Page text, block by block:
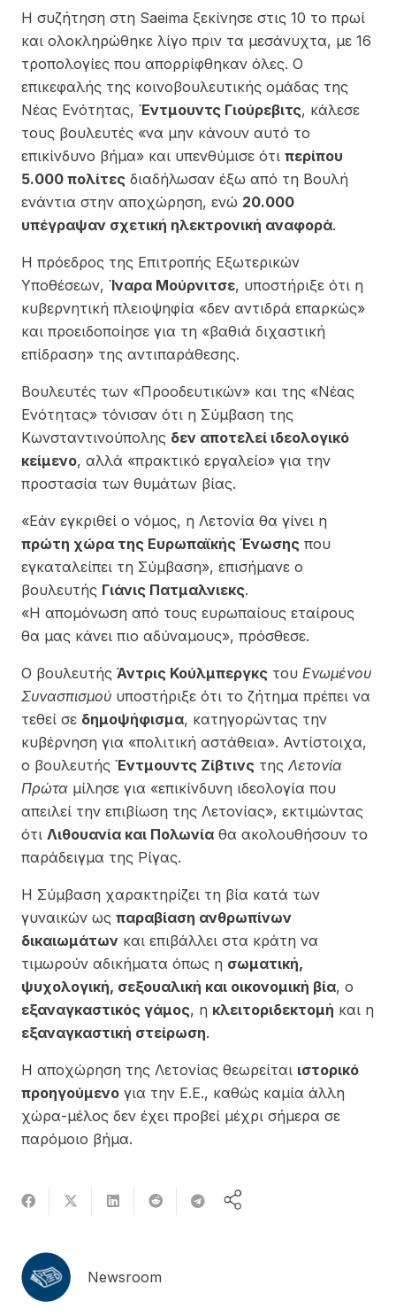
Η συζήτηση στη Saeima ξεκίνησε στις 10 το πρωί
και ολοκληρώθηκε λίγο πριν τα μεσάνυχτα, με 16
τροπολογίες που απορρίφθηκαν όλες. Ο
επικεφαλής της κοινοβουλευτικής ομάδας της
Νέας Ενότητας, Έντμουντς Γιούρεβιτς, κάλεσε
τους βουλευτές «να μην κάνουν αυτό το
επικίνδυνο βήμα» και υπενθύμισε ότι περίπου
5.000 πολίτες διαδήλωσαν έξω από τη Βουλή
ενάντια στην αποχώρηση, ενώ 20.000
υπέγραψαν σχετική ηλεκτρονική αναφορά.
Η πρόεδρος της Επιτροπής Εξωτερικών
Υποθέσεων, Ίναρα Μούρνιτσε, υποστήριξε ότι η
κυβερνητική πλειοψηφία «δεν αντιδρά επαρκώς»
και προειδοποίησε για τη «βαθιά διχαστική
επίδραση» της αντιπαράθεσης.
Βουλευτές των «Προοδευτικών» και της «Νέας
Ενότητας» τόνισαν ότι η Σύμβαση της
Κωνσταντινούπολης δεν αποτελεί ιδεολογικό
κείμενο, αλλά «πρακτικό εργαλείο» για την
προστασία των θυμάτων βίας.
«Εάν εγκριθεί ο νόμος, η Λετονία θα γίνει η
πρώτη χώρα της Ευρωπαϊκής Ένωσης που
εγκαταλείπει τη Σύμβαση», επισήμανε ο
βουλευτής Γιάνις Πατμαλνιεκς.
«Η απομόνωση από τους ευρωπαίους εταίρους
θα μας κάνει πιο αδύναμους», πρόσθεσε.
Ο βουλευτής Άντρις Κούλμπεργκς του Ενωμένου
Συνασπισμού υποστήριξε ότι το ζήτημα πρέπει να
τεθεί σε δημοψήφισμα, κατηγορώντας την
κυβέρνηση για «πολιτική αστάθεια». Αντίστοιχα,
ο βουλευτής Έντμουντς Ζίβτινς της Λετονία
Πρώτα μίλησε για «επικίνδυνη ιδεολογία που
απειλεί την επιβίωση της Λετονίας», εκτιμώντας
ότι Λιθουανία και Πολωνία θα ακολουθήσουν το
παράδειγμα της Ρίγας.
Η Σύμβαση χαρακτηρίζει τη βία κατά των
γυναικών ως παραβίαση ανθρωπίνων
δικαιωμάτων και επιβάλλει στα κράτη να
τιμωρούν αδικήματα όπως η σωματική,
ψυχολογική, σεξουαλική και οικονομική βία, ο
εξαναγκαστικός γάμος, η κλειτοριδεκτομή και η
εξαναγκαστική στείρωση.
Η αποχώρηση της Λετονίας θεωρείται ιστορικό
προηγούμενο για την Ε.Ε., καθώς καμία άλλη
χώρα-μέλος δεν έχει προβεί μέχρι σήμερα σε
παρόμοιο βήμα.
Newsroom